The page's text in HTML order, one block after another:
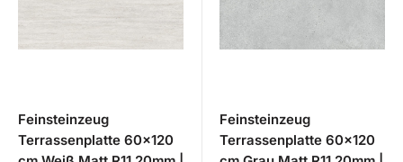
Feinsteinzeug
Terrassenplatte 60x120
Feinsteinzeug
Terrassenplatte 60x120